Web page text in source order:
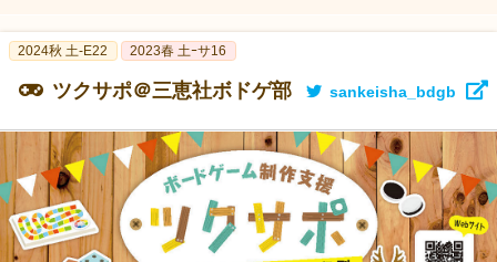
2024秋 土-E22 2023春 土ｰサ16
ツクサポ＠三恵社ボドゲ部 sankeisha_bdgb